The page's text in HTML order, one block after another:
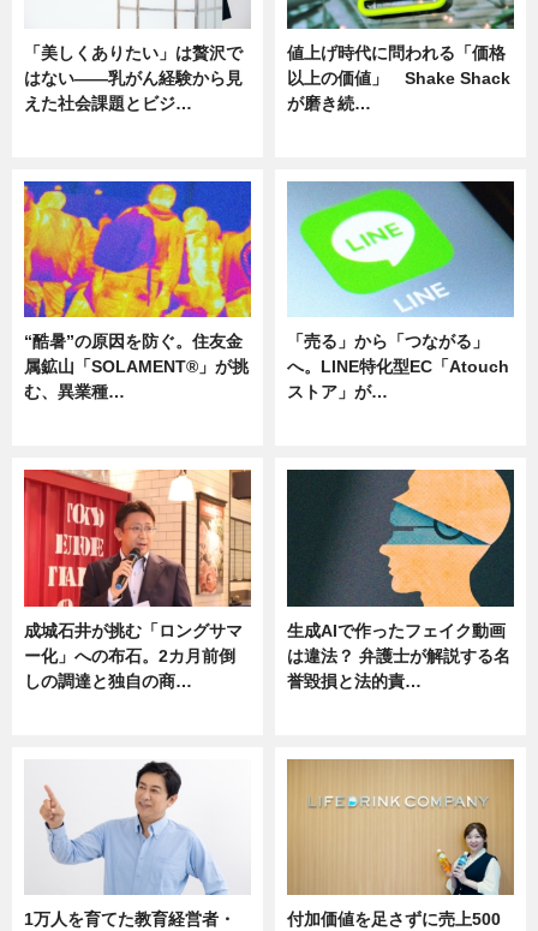
「美しくありたい」は贅沢で
はない――乳がん経験から見
えた社会課題とビジ…
値上げ時代に問われる「価格
以上の価値」 Shake Shack
が磨き続…
“酷暑”の原因を防ぐ。住友金
属鉱山「SOLAMENT®」が挑
む、異業種…
「売る」から「つながる」
へ。LINE特化型EC「Atouch
ストア」が…
成城石井が挑む「ロングサマ
ー化」への布石。2カ月前倒
しの調達と独自の商…
生成AIで作ったフェイク動画
は違法？ 弁護士が解説する名
誉毀損と法的責…
1万人を育てた教育経営者・
付加価値を足さずに売上500